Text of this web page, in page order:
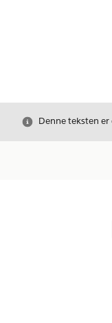
Avslutt
Denne teksten er